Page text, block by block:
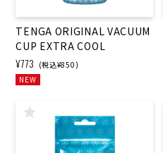
TENGA ORIGINAL VACUUM
CUP EXTRA COOL
¥773 (税込¥850)
NEW